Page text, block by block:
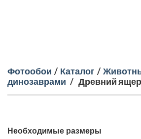
Фотообои / Каталог /
динозаврами / Древний ящер
Необходимые размеры